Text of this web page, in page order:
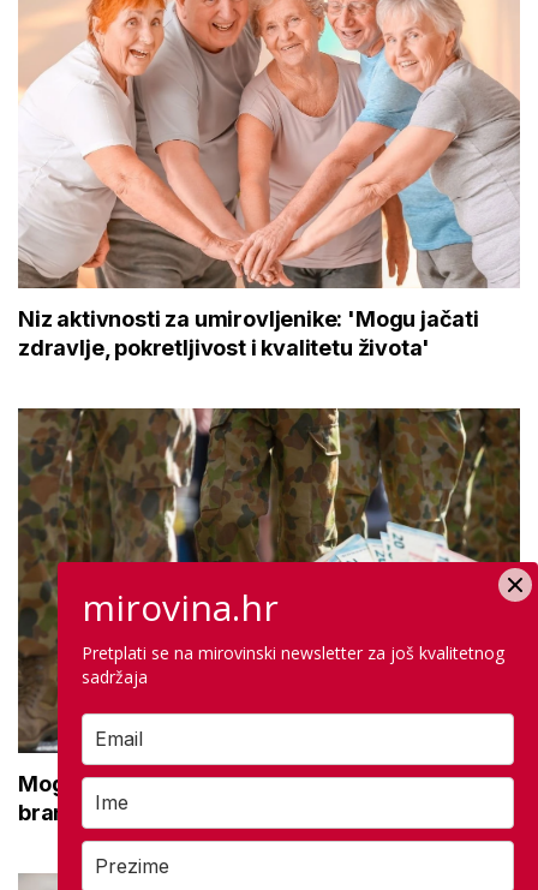
Niz aktivnosti za umirovljenike: 'Mogu jačati
zdravlje, pokretljivost i kvalitetu života'
Moguće povećanje naknade za nezaposlene
branitelje: Znamo koliko ih je na burzi
mirovina.hr
Pretplati se na mirovinski newsletter za još kvalitetnog
sadržaja